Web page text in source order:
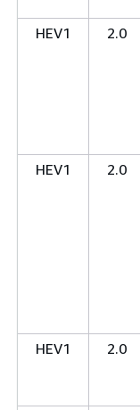
HEV1
2.0
HEV1
2.0
HEV1
2.0